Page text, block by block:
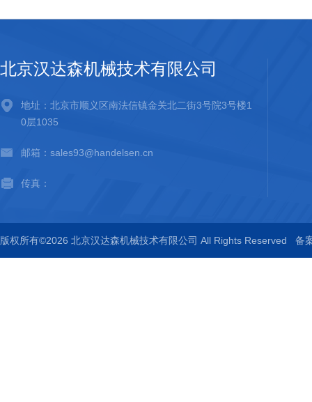
北京汉达森机械技术有限公司
地址：北京市顺义区南法信镇金关北二街3号院3号楼1
0层1035
邮箱：sales93@handelsen.cn
传真：
版权所有©2026 北京汉达森机械技术有限公司 All Rights Reserved 备